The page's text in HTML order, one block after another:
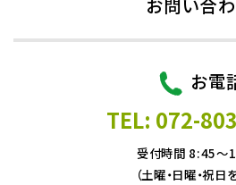
お問い合
お電
TEL: 072-
受付時間 8:45～
（土曜・日曜・祝日